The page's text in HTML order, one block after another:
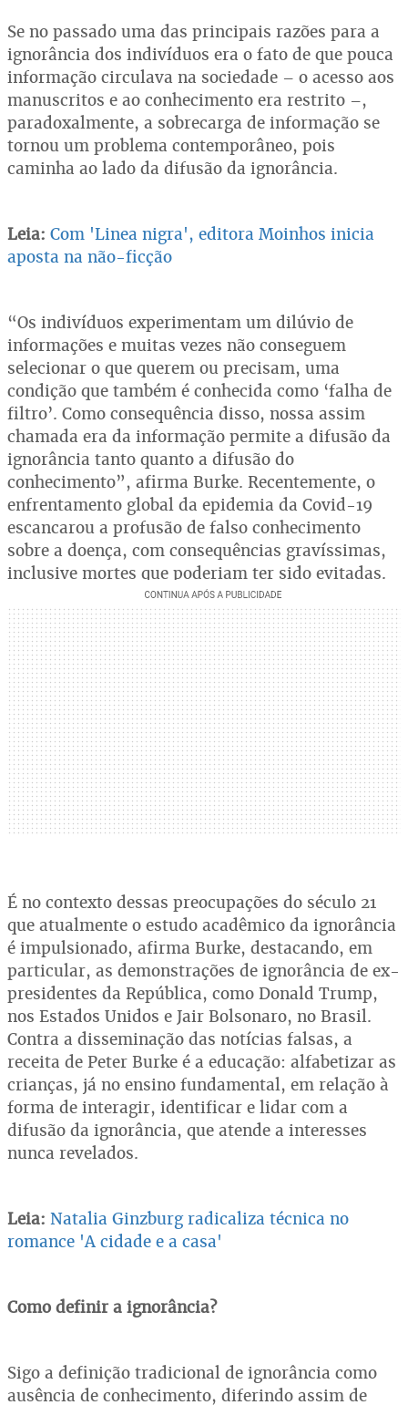
Se no passado uma das principais razões para a
ignorância dos indivíduos era o fato de que pouca
informação circulava na sociedade – o acesso aos
manuscritos e ao conhecimento era restrito –,
paradoxalmente, a sobrecarga de informação se
tornou um problema contemporâneo, pois
caminha ao lado da difusão da ignorância.
Leia: Com 'Linea nigra', editora Moinhos inicia
aposta na não-ficção
“Os indivíduos experimentam um dilúvio de
informações e muitas vezes não conseguem
selecionar o que querem ou precisam, uma
condição que também é conhecida como ‘falha de
filtro’. Como consequência disso, nossa assim
chamada era da informação permite a difusão da
ignorância tanto quanto a difusão do
conhecimento”, afirma Burke. Recentemente, o
enfrentamento global da epidemia da Covid-19
escancarou a profusão de falso conhecimento
sobre a doença, com consequências gravíssimas,
inclusive mortes que poderiam ter sido evitadas.
É no contexto dessas preocupações do século 21
que atualmente o estudo acadêmico da ignorância
é impulsionado, afirma Burke, destacando, em
particular, as demonstrações de ignorância de ex-
presidentes da República, como Donald Trump,
nos Estados Unidos e Jair Bolsonaro, no Brasil.
Contra a disseminação das notícias falsas, a
receita de Peter Burke é a educação: alfabetizar as
crianças, já no ensino fundamental, em relação à
forma de interagir, identificar e lidar com a
difusão da ignorância, que atende a interesses
nunca revelados.
Leia: Natalia Ginzburg radicaliza técnica no
romance 'A cidade e a casa'
Como definir a ignorância?
Sigo a definição tradicional de ignorância como
ausência de conhecimento, diferindo assim de